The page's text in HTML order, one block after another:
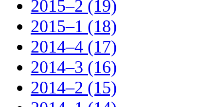
2015–2 (19)
2015–1 (18)
2014–4 (17)
2014–3 (16)
2014–2 (15)